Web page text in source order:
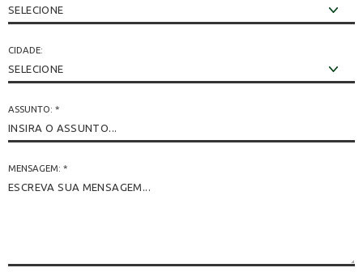
CIDADE:
ASSUNTO: *
MENSAGEM: *